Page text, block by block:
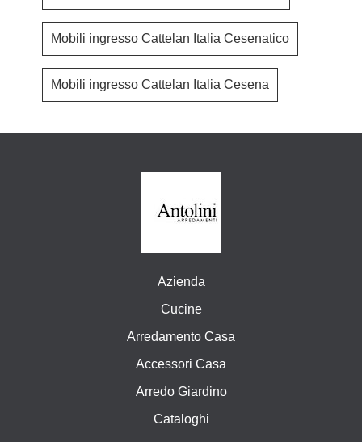
Mobili ingresso Cattelan Italia Cesenatico
Mobili ingresso Cattelan Italia Cesena
Azienda
Cucine
Arredamento Casa
Accessori Casa
Arredo Giardino
Cataloghi